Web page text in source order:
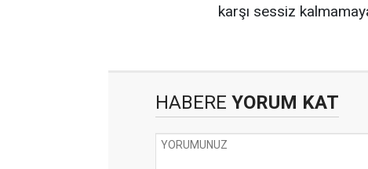
karşı sessiz
HABERE YORUM KAT